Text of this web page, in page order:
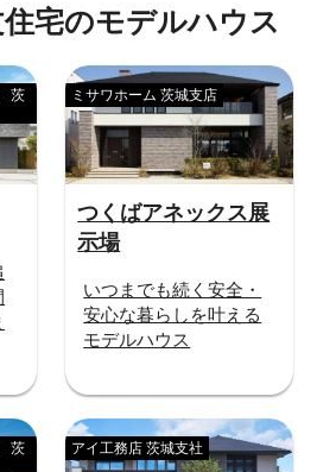
宅のモデルハウス
茨
つくばアネックス展
示場
ミサワホーム 茨城支店
いつまでも続く安全・
安心な暮らしを叶える
モデルハウス
茨
アイ工務店 茨城支社